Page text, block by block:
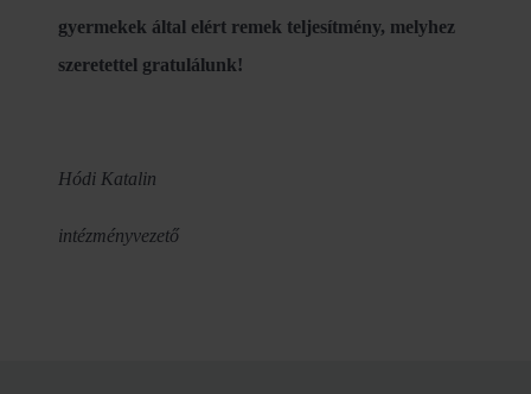
gyermekek által elért remek teljesítmény, melyhez
szeretettel gratulálunk!
Hódi Katalin
intézményvezető